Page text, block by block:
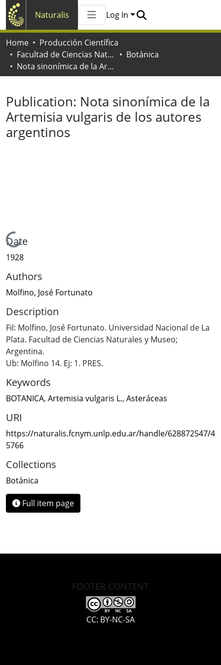
Naturalis
All of Naturalis
Log In
Home
Producción Científica
Facultad de Ciencias Naturales y Museo
Botánica
Nota sinonímica de la Artemisia vulgaris de los autores argentinos
Publication: Nota sinonímica de la
Artemisia vulgaris de los autores
argentinos
Loading...
Date
1928
Authors
Molfino, José Fortunato
Description
Fil: Molfino, José Fortunato. Universidad Nacional de La
Plata. Facultad de Ciencias Naturales y Museo;
Argentina.
Ub: Molfino 14. Ej: 1. PRES.
Keywords
BOTANICA, Artemisia vulgaris L., Asteráceas
URI
https://naturalis.fcnym.unlp.edu.ar/handle/628872547/4
5766
Collections
Botánica
Full item page
FOOTER CONTENT
CC: BY-NC-SA